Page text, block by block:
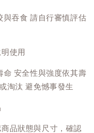
與吞食 請自行審慎評估
使用
命 安全性與強度依其壽
淘汰 避免憾事發生
品狀態與尺寸，確認